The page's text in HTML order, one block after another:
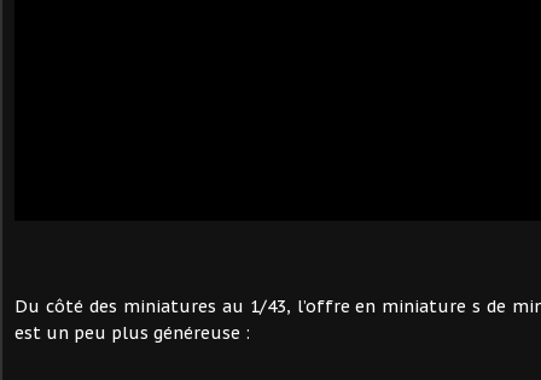
Du côté des miniatures au 1/43, l’offre en miniature s de
est un peu plus généreuse :